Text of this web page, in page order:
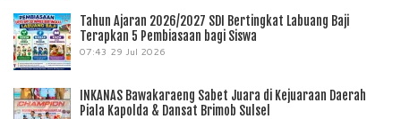
Tahun Ajaran 2026/2027 SDI Bertingkat Labuang Baji
Terapkan 5 Pembiasaan bagi Siswa
07:43 29 Jul 2026
INKANAS Bawakaraeng Sabet Juara di Kejuaraan Daerah
Piala Kapolda & Dansat Brimob Sulsel